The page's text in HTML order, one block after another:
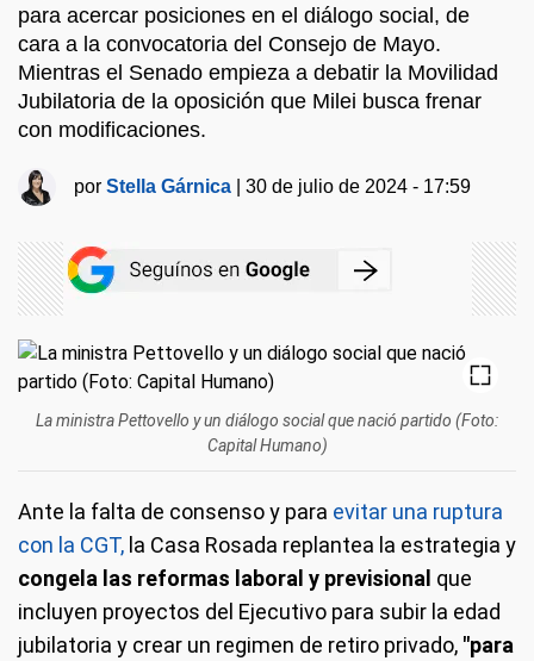
para acercar posiciones en el diálogo social, de
cara a la convocatoria del Consejo de Mayo.
Mientras el Senado empieza a debatir la Movilidad
Jubilatoria de la oposición que Milei busca frenar
con modificaciones.
porStella Gárnica |30 de julio de 2024 - 17:59
La ministra Pettovello y un diálogo social que nació partido (Foto:
Capital Humano)
Ante la falta de consenso y para evitar una ruptura
con la CGT, la Casa Rosada replantea la estrategia y
congela las reformas laboral y previsional que
incluyen proyectos del Ejecutivo para subir la edad
jubilatoria y crear un regimen de retiro privado, "para